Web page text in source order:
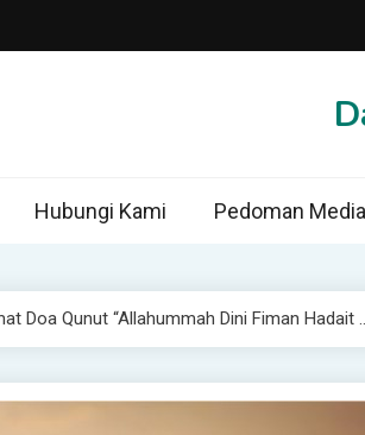
Hubungi Kami Pedoman
Doa Qunut “Allahummah Dini Fiman